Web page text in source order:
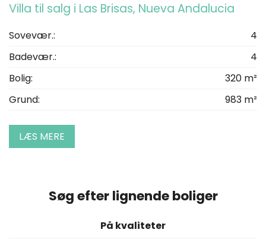
Villa til salg i Las Brisas, Nueva Andalucia
Sovevær.:
4
Badevær.:
4
Bolig:
320 m²
Grund:
983 m²
LÆS MERE
Søg efter lignende boliger
På kvaliteter